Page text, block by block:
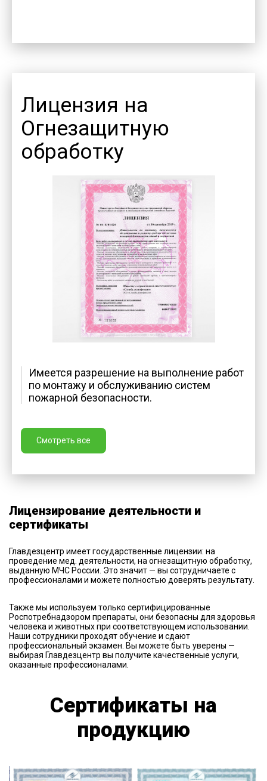
Лицензия на
Огнезащитную
обработку
Имеется разрешение на выполнение работ
по монтажу и обслуживанию систем
пожарной безопасности.
Смотреть все
Лицензирование деятельности и
сертификаты
Главдезцентр имеет государственные лицензии: на
проведение мед. деятельности, на огнезащитную обработку,
выданную МЧС России. Это значит — вы сотрудничаете с
профессионалами и можете полностью доверять результату.
Также мы используем только сертифицированные
Роспотребнадзором препараты, они безопасны для здоровья
человека и животных при соответствующем использовании.
Наши сотрудники проходят обучение и сдают
профессиональный экзамен. Вы можете быть уверены —
выбирая Главдезцентр вы получите качественные услуги,
оказанные профессионалами.
Сертификаты на
продукцию